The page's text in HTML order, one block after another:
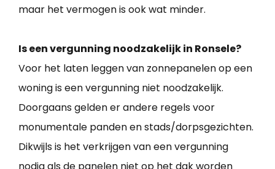
maar het vermogen is ook wat minder.
Is een vergunning noodzakelijk in Ronsele?
Voor het laten leggen van zonnepanelen op een
woning is een vergunning niet noodzakelijk.
Doorgaans gelden er andere regels voor
monumentale panden en stads/dorpsgezichten.
Dikwijls is het verkrijgen van een vergunning
nodig als de panelen niet op het dak worden